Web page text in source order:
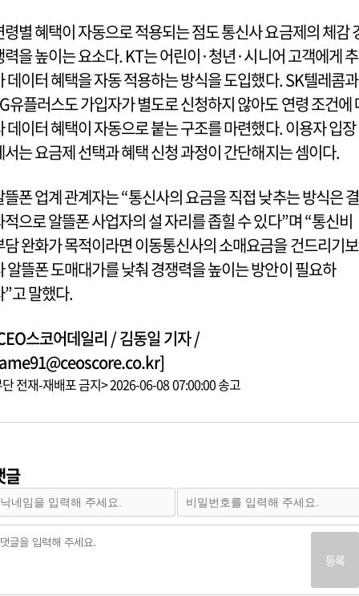
령별 혜택이 자동으로 적용되는 점도 통신사 요금제의 체감
력을 높이는 요소다. KT는 어린이·청년·시니어 고객에게 추
데이터 혜택을 자동 적용하는 방식을 도입했다. SK텔레콤과
유플러스도 가입자가 별도로 신청하지 않아도 연령 조건에
데이터 혜택이 자동으로 붙는 구조를 마련했다. 이용자 입장
서는 요금제 선택과 혜택 신청 과정이 간단해지는 셈이다.
뜰폰 업계 관계자는 “통신사의 요금을 직접 낮추는 방식은 결
적으로 알뜰폰 사업자의 설 자리를 좁힐 수 있다”며 “통신비
담 완화가 목적이라면 이동통신사의 소매요금을 건드리기보
알뜰폰 도매대가를 낮춰 경쟁력을 높이는 방안이 필요하
”고 말했다.
스코어데일리 / 김동일 기자 /
전재-재배포 금지> 2026-06-08 07:00:00 송고
글
등록